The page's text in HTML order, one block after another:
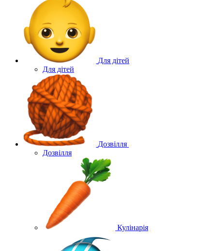
Для дітей
Для дітей
Дозвілля
Дозвілля
Кулінарія